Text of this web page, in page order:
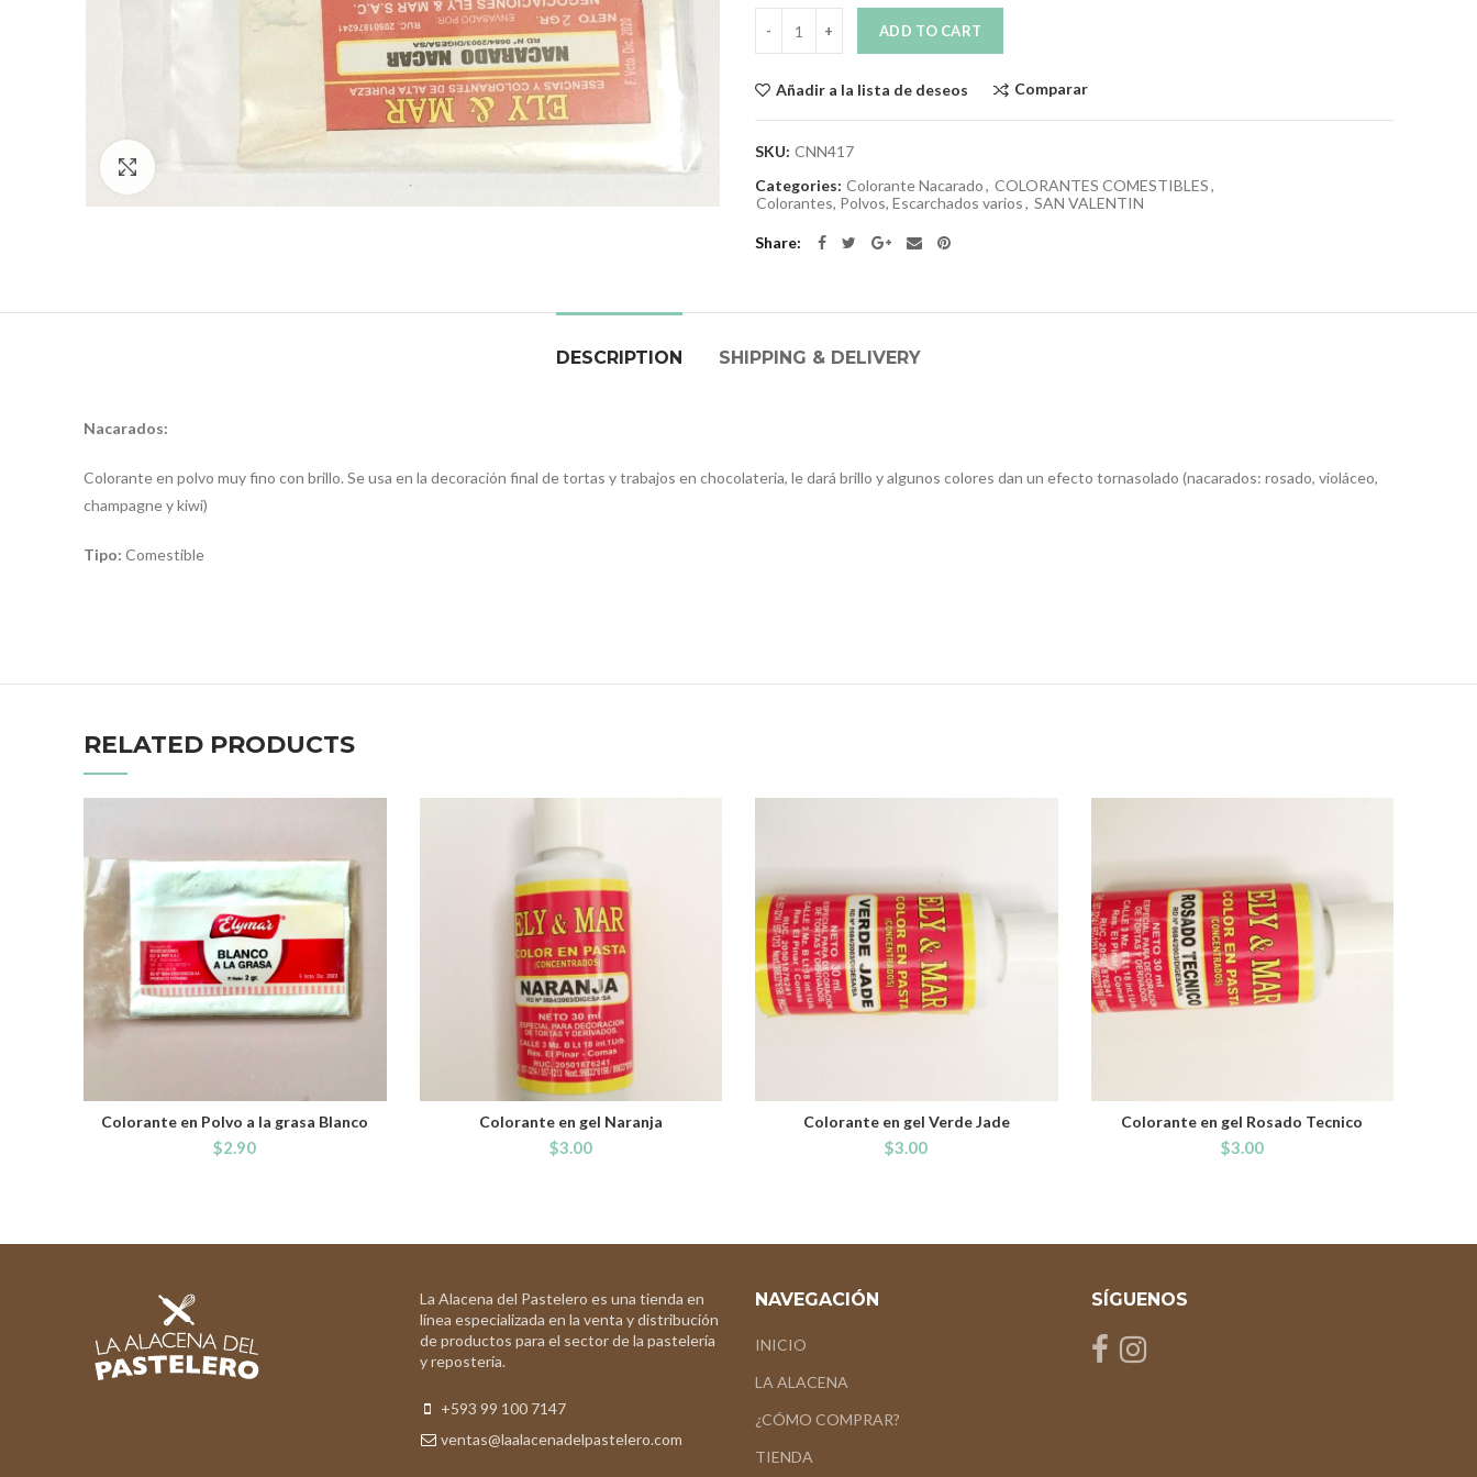
Click to enlarge
ADD TO CART
Añadir a la lista de deseos Comparar
SKU: CNN417
Categories: Colorante Nacarado, COLORANTES COMESTIBLES,
Colorantes, Polvos, Escarchados varios, SAN VALENTIN
Share
DESCRIPTION SHIPPING & DELIVERY
Nacarados:
Colorante en polvo muy fino con brillo. Se usa en la decoración final de tortas y trabajos en chocolateria, le dará brillo y algunos colores dan un efecto tornasolado (nacarados: rosado, violáceo,
champagne y kiwi)
Tipo: Comestible
RELATED PRODUCTS
ADD TO CART
Colorante en Polvo a la grasa Blanco
$2.90
ADD TO CART
Colorante en gel Naranja
$3.00
ADD TO CART
Colorante en gel Verde Jade
$3.00
ADD TO CART
Colorante en gel Rosado Tecnico
$3.00
La Alacena del Pastelero es una tienda en
línea especializada en la venta y distribución
de productos para el sector de la pastelería
y repostería.
+593 99 100 7147
ventas@laalacenadelpastelero.com
NAVEGACIÓN
INICIO
LA ALACENA
¿CÓMO COMPRAR?
TIENDA
SÍGUENOS